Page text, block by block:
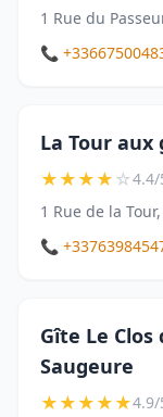
1 Rue du
📞
La Tour aux
★★★★☆4.4/
1 Rue de la
📞
Gîte Le Clos
Saugeure
★★★★★4.9/